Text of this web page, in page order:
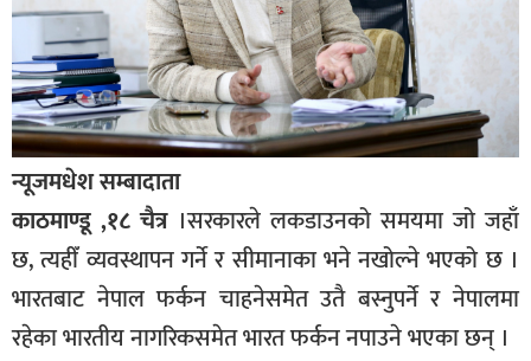
राजनीति
प्रमुख
समाचार
राष्ट्रिय
अन्तराष्ट्रिय
अन्तरबार्ता
अर्थ
खेलकुद
न्यूजमधेश सम्बादाता
काठमाण्डू ,१८ चैत्र ।सरकारले लकडाउनको समयमा जो जहाँ
छ, त्यहीँ व्यवस्थापन गर्ने र सीमानाका भने नखोल्ने भएको छ ।
भारतबाट नेपाल फर्कन चाहनेसमेत उतै बस्नुपर्ने र नेपालमा
रहेका भारतीय नागरिकसमेत भारत फर्कन नपाउने भएका छन् ।